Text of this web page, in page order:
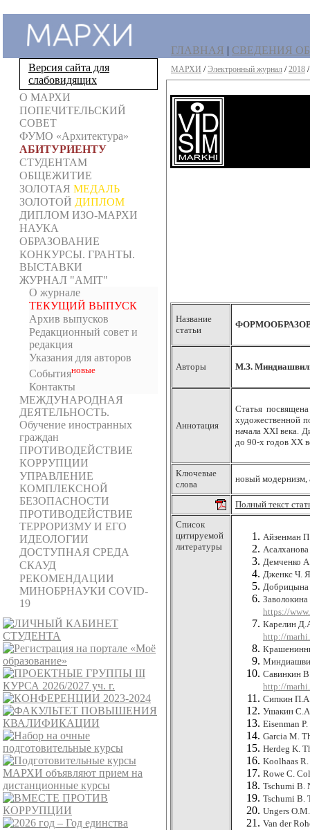
Версия сайта для
слабовидящих
О МАРХИ
ПОПЕЧИТЕЛЬСКИЙ
СОВЕТ
ФУМО «Архитектура»
АБИТУРИЕНТУ
СТУДЕНТАМ
ОБЩЕЖИТИЕ
ЗОЛОТАЯ МЕДАЛЬ
ЗОЛОТОЙ ДИПЛОМ
ДИПЛОМ ИЗО-МАРХИ
НАУКА
ОБРАЗОВАНИЕ
КОНКУРСЫ. ГРАНТЫ.
ВЫСТАВКИ
ЖУРНАЛ "AMIT"
О журнале
ТЕКУЩИЙ ВЫПУСК
Архив выпусков
Редакционный совет и
редакция
Указания для авторов
Событияновыe
Контакты
МЕЖДУНАРОДНАЯ
ДЕЯТЕЛЬНОСТЬ.
Обучение иностранных
граждан
ПРОТИВОДЕЙСТВИЕ
КОРРУПЦИИ
УПРАВЛЕНИЕ
КОМПЛЕКСНОЙ
БЕЗОПАСНОСТИ
ПРОТИВОДЕЙСТВИЕ
ТЕРРОРИЗМУ И ЕГО
ИДЕОЛОГИИ
ДОСТУПНАЯ СРЕДА
СКАУД
РЕКОМЕНДАЦИИ
МИНОБРНАУКИ COVID-
19
ГЛАВНАЯ | СВЕДЕНИЯ
МАРХИ /Электронный журнал /2018
Название
статьи
Авторы М.З.
Аннотация
Статья
художественной
начала XXI века.
до 90-х годов ХХ
Ключевые
слова
новый модернизм,
Полный текст
Список
цитируемой
литературы
Айзенман
Демченко
Дженкс Ч.
Добрицына
https://
Карелин
http://
Савинкин
http://
Сипкин
Ушакин
Eisenman
Garcia M.
Herdeg K.
Koolhaas
Rowe C.
Tschumi B.
Tschumi B.
Ungers
Van der